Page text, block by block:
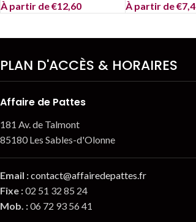
À partir de€12,60 À partir de€
PLAN D'ACCÈS & HORAIRES
Affaire de Pattes
181 Av. de Talmont
85180 Les Sables-d'Olonne
Email :contact@affairedepattes.fr
Fixe :02 51 32 85 24
Mob. :06 72 93 56 41